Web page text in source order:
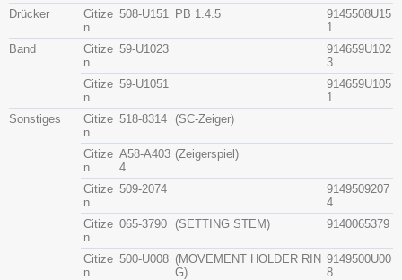
Drücker
Citize
n
508-U151 PB 1.4.5
9145508U15
1
Band
Citize
n
59-U1023
914659U102
3
Citize
n
59-U1051
914659U105
1
Sonstiges
Citize
n
518-8314 (SC-Zeiger)
Citize
n
A58-A403
4
(Zeigerspiel)
Citize
n
509-2074
9149509207
4
Citize
n
065-3790 (SETTING STEM) 9140065379
Citize
n
500-U008 (MOVEMENT HOLDER RIN
G)
9149500U00
8